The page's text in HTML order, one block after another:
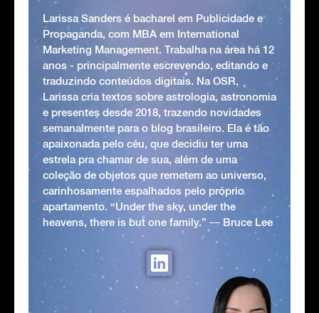
Larissa Sanders é bacharel em Publicidade e
Propaganda, com MBA em International
Marketing Management. Trabalha na área há 12
anos - principalmente escrevendo, editando e
traduzindo conteúdos digitais. Na OSR,
Larissa cria textos sobre astrologia, astronomia
e presentes desde 2018, trazendo novidades
semanalmente para o blog brasileiro. Ela é tão
apaixonada pelo céu, que decidiu ter uma
estrela pra chamar de sua, além de uma
coleção de objetos que remetem ao universo,
carinhosamente espalhados pelo próprio
apartamento. “Under the sky, under the
heavens, there is but one family.” ― Bruce Lee